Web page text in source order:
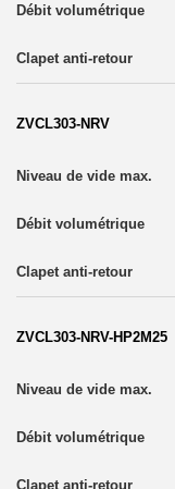
ZVCL303-NRV
ZVCL303-NRV-HP2M25